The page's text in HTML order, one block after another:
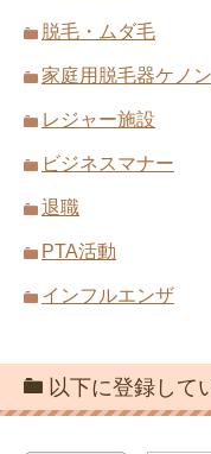
脱毛・ムダ毛
家庭用脱毛器ケノン
レジャー施設
ビジネスマナー
退職
PTA活動
インフルエンザ
以下に登録して